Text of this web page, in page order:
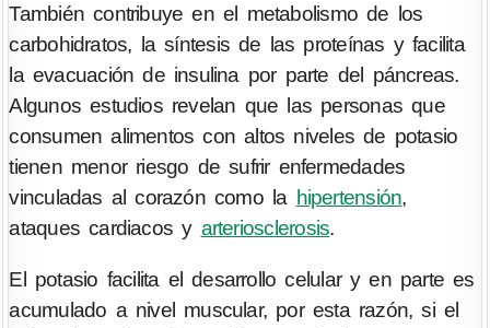
También contribuye en el metabolismo de los
carbohidratos, la síntesis de las proteínas y facilita
la evacuación de insulina por parte del páncreas.
Algunos estudios revelan que las personas que
consumen alimentos con altos niveles de potasio
tienen menor riesgo de sufrir enfermedades
vinculadas al corazón como la hipertensión,
ataques cardiacos y arteriosclerosis.
El potasio facilita el desarrollo celular y en parte es
acumulado a nivel muscular, por esta razón, si el